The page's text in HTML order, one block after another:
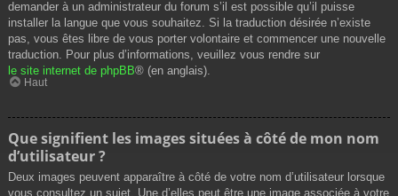
demander à un administrateur du forum s’il est possible qu’il puisse
installer la langue que vous souhaitez. Si la traduction désirée n’existe
pas, vous êtes libre de vous porter volontaire et commencer une nouvelle
traduction. Pour plus d’informations, veuillez vous rendre sur
le site internet de phpBB® (en anglais).
Haut
Que signifient les images situées à côté de mon nom
d’utilisateur ?
Deux images peuvent apparaître à côté de votre nom d’utilisateur lorsque
vous consultez un sujet. Une d’elles peut être une image associée à votre